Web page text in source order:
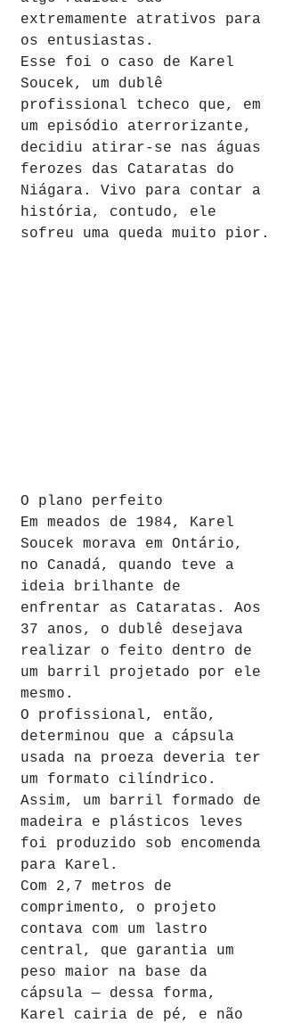
extremamente atrativos para
os entusiastas.
Esse foi o caso de Karel
Soucek, um dublê
profissional tcheco que, em
um episódio aterrorizante,
decidiu atirar-se nas águas
ferozes das Cataratas do
Niágara. Vivo para contar a
história, contudo, ele
sofreu uma queda muito pior.
O plano perfeito
Em meados de 1984, Karel
Soucek morava em Ontário,
no Canadá, quando teve a
ideia brilhante de
enfrentar as Cataratas. Aos
37 anos, o dublê desejava
realizar o feito dentro de
um barril projetado por ele
mesmo.
O profissional, então,
determinou que a cápsula
usada na proeza deveria ter
um formato cilíndrico.
Assim, um barril formado de
madeira e plásticos leves
foi produzido sob encomenda
para Karel.
Com 2,7 metros de
comprimento, o projeto
contava com um lastro
central, que garantia um
peso maior na base da
cápsula — dessa forma,
Karel cairia de pé, e não